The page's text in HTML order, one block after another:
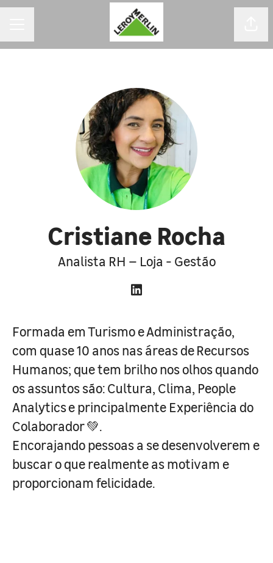
Cristiane Rocha
Analista RH – Loja - Gestão
Formada em Turismo e Administração,
com quase 10 anos nas áreas de Recursos
Humanos; que tem brilho nos olhos quando
os assuntos são: Cultura, Clima, People
Analytics e principalmente Experiência do
Colaborador 💚.
Encorajando pessoas a se desenvolverem e
buscar o que realmente as motivam e
proporcionam felicidade.